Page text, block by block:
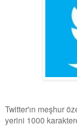
Twitter'ın meşhur
yerini 1000